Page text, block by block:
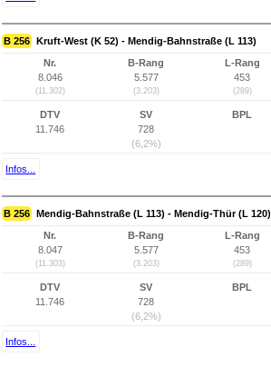
B 256 Kruft-West (K 52) - Mendig-Bahnstraße (L 113)
Nr.
8.046
(11.302)
B-Rang
5.577
(3.203)
L-Rang
453
(289)
DTV
11.746
SV
728
(6,2%)
BPL
Infos...
B 256 Mendig-Bahnstraße (L 113) - Mendig-Thür (L 120)
Nr.
8.047
(11.303)
B-Rang
5.577
(3.203)
L-Rang
453
(289)
DTV
11.746
SV
728
(6,2%)
BPL
Infos...